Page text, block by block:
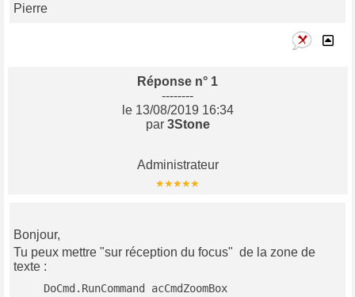
Pierre
Réponse n° 1
--------
le 13/08/2019 16:34
par 3Stone
Administrateur
Bonjour,
Tu peux mettre "sur réception du focus" de la zone de
texte :
   DoCmd.RunCommand acCmdZoomBox